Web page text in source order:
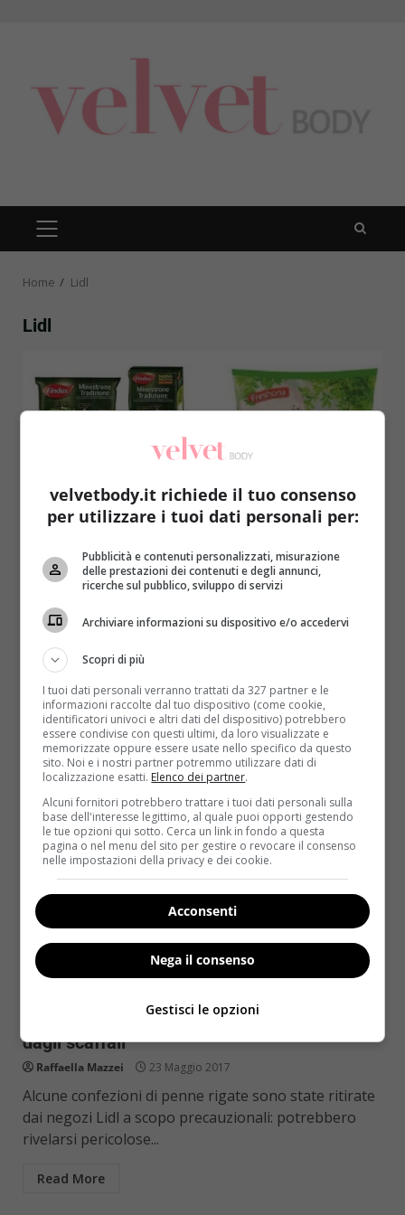
PRIMARY
MENU
Home Lidl
Lidl
Minestrone Findus e Lidl ritirato per listeria:
quali lotti, come comportarsi
Raffaella Mazzei
Alcuni lotti con ricette di minestrone sono stati
ritirati dal commercio per ragioni preventive:
coinvolti Findus, Lidl...
Read More
Notizie
Penne rigate pericolose: Lidl ritira il prodotto
dagli scaffali
Raffaella Mazzei 23 Maggio 2017
Alcune confezioni di penne rigate sono state ritirate
dai negozi Lidl a scopo precauzionali: potrebbero
rivelarsi pericolose...
Read More
velvetbody.it richiede il tuo consenso
per utilizzare i tuoi dati personali per:
Pubblicità e contenuti personalizzati, misurazione
delle prestazioni dei contenuti e degli annunci,
ricerche sul pubblico, sviluppo di servizi
Archiviare informazioni su dispositivo e/o accedervi
Scopri di più
I tuoi dati personali verranno trattati da 327 partner e le
informazioni raccolte dal tuo dispositivo (come cookie,
identificatori univoci e altri dati del dispositivo) potrebbero
essere condivise con questi ultimi, da loro visualizzate e
memorizzate oppure essere usate nello specifico da questo
sito. Noi e i nostri partner potremmo utilizzare dati di
localizzazione esatti. Elenco dei partner.
Alcuni fornitori potrebbero trattare i tuoi dati personali sulla
base dell'interesse legittimo, al quale puoi opporti gestendo
le tue opzioni qui sotto. Cerca un link in fondo a questa
pagina o nel menu del sito per gestire o revocare il consenso
nelle impostazioni della privacy e dei cookie.
Acconsenti
Nega il consenso
Gestisci le opzioni